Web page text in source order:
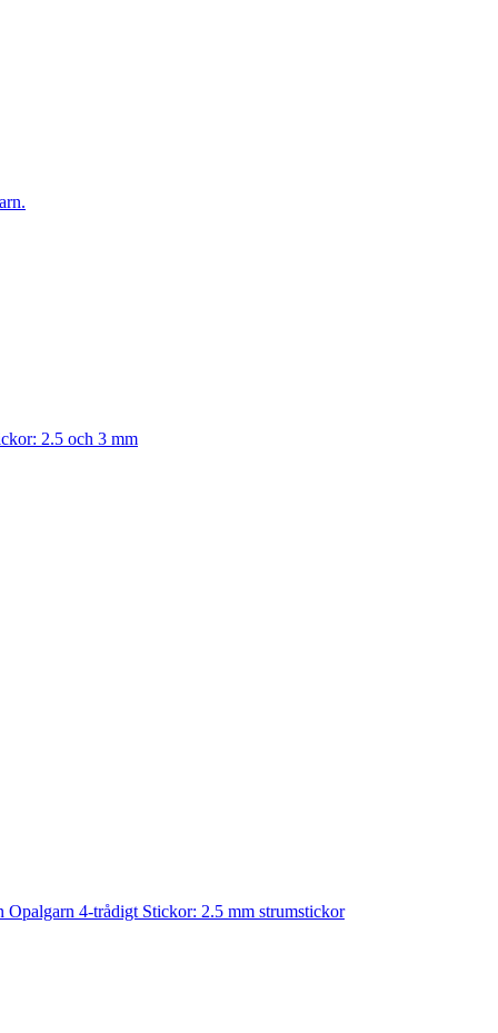
2.5 och 3 mm
Opalgarn 4-trådigt Stickor: 2.5 mm strumstickor